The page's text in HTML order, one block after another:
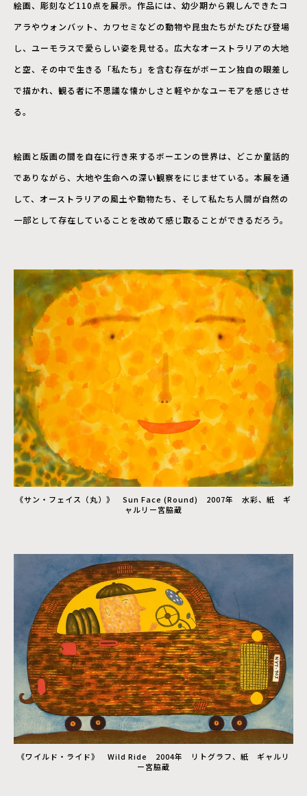
絵画、彫刻など110点を展示。作品には、幼少期から親しんできたコ
アラやウォンバット、カワセミなどの動物や昆虫たちがたびたび登場
し、ユーモラスで愛らしい姿を見せる。広大なオーストラリアの大地
と空、その中で生きる「私たち」を含む存在がボーエン独自の眼差し
で描かれ、観る者に不思議な懐かしさと軽やかなユーモアを感じさせ
る。
絵画と版画の間を自在に行き来するボーエンの世界は、どこか童話的
でありながら、大地や生命への深い観察をにじませている。本展を通
して、オーストラリアの風土や動物たち、そして私たち人間が自然の
一部として存在していることを改めて感じ取ることができるだろう。
《サン・フェイス（丸）》 Sun Face (Round) 2007年 水彩、紙 ギ
ャルリー宮脇蔵
《ワイルド・ライド》 Wild Ride 2004年 リトグラフ、紙 ギャルリ
ー宮脇蔵